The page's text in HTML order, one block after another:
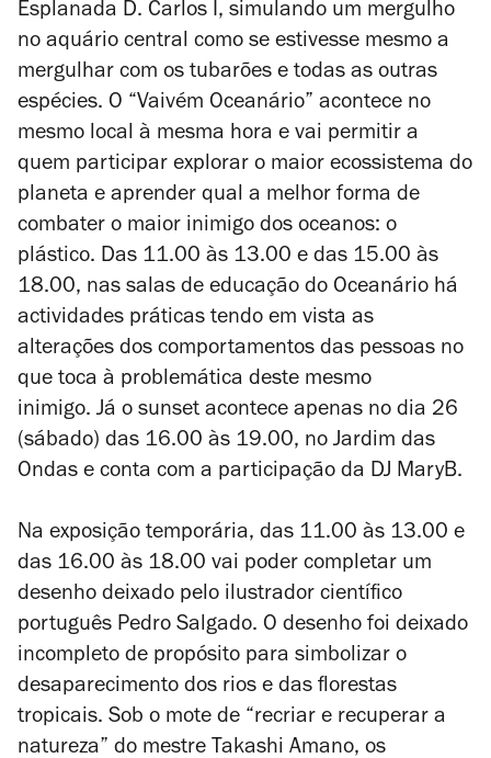
Esplanada D. Carlos I, simulando um mergulho
no aquário central como se estivesse mesmo a
mergulhar com os tubarões e todas as outras
espécies. O “Vaivém Oceanário” acontece no
mesmo local à mesma hora e vai permitir a
quem participar explorar o maior ecossistema do
planeta e aprender qual a melhor forma de
combater o maior inimigo dos oceanos: o
plástico. Das 11.00 às 13.00 e das 15.00 às
18.00, nas salas de educação do Oceanário há
actividades práticas tendo em vista as
alterações dos comportamentos das pessoas no
que toca à problemática deste mesmo
inimigo. Já o sunset acontece apenas no dia 26
(sábado) das 16.00 às 19.00, no Jardim das
Ondas e conta com a participação da DJ MaryB.
Na exposição temporária, das 11.00 às 13.00 e
das 16.00 às 18.00 vai poder completar um
desenho deixado pelo ilustrador científico
português Pedro Salgado. O desenho foi deixado
incompleto de propósito para simbolizar o
desaparecimento dos rios e das florestas
tropicais. Sob o mote de “recriar e recuperar a
natureza” do mestre Takashi Amano, os